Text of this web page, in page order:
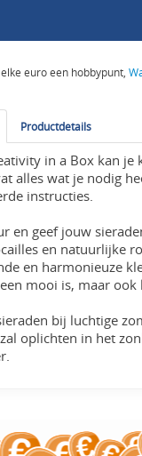
euro een hobbypunt,
Productdetails
in a Box kan
alles wat je nodig
instructies.
en geef jouw
en natuurlijke
en harmonieuze
mooi is, maar
bij luchtige
oplichten in het